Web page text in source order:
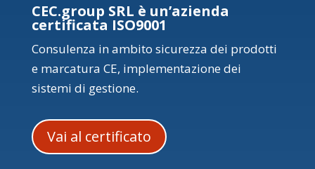
CEC.group SRL è un’azienda
certificata ISO9001
Consulenza in ambito sicurezza dei prodotti
e marcatura CE, implementazione dei
sistemi di gestione.
Vai al certificato